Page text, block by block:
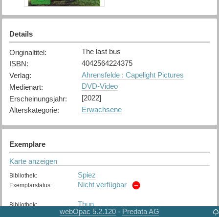
Details
Originaltitel:
The last bus
ISBN:
4042564224375
Verlag:
Ahrensfelde : Capelight Pictures
Medienart:
DVD-Video
Erscheinungsjahr:
[2022]
Alterskategorie: Erwachsene
Exemplare
Karte anzeigen
Bibliothek: Spiez
Exemplarstatus: Nicht verfügbar
Bibliothek: Thun
Nicht verfügbar
webOpac 5.2.120 - Predata AG